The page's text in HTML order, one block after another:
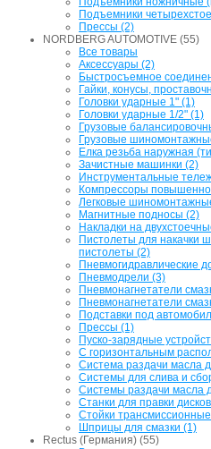
Подъемники
Прессы (2)
NORDBERG AUTOMOTIVE (55)
Все товары
Аксессуары (2)
Быстросъемное
Гайки, конусы,
Головки ударные 1" (1)
Головки ударные 1/2" (1)
Грузовые
Грузовые
Елка резьба наружная
Зачистные машинки (2)
Инструментальные
Компрессоры
Легковые
Магнитные подносы (2)
Накладки на
Пистолеты для накачки
пистолеты (2)
Пневмогидравлические
Пневмодрели (3)
Пневмонагнетатели
Пневмонагнетатели
Подставки под
Прессы (1)
Пуско-зарядные
С горизонтальным
Система раздачи масла
Системы для слива и
Системы раздачи масла
Станки для правки
Стойки
Шприцы для смазки (1)
Rectus (Германия) (55)